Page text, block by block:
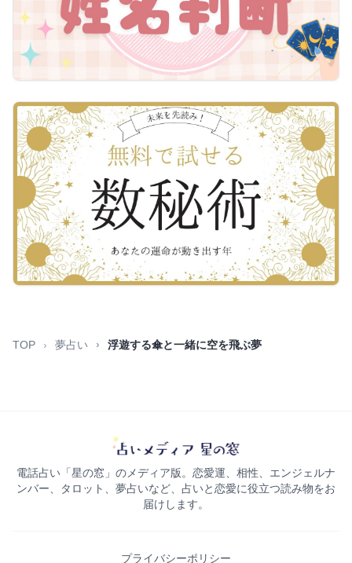
TOP 夢占い 浮遊する傘と一緒に空を飛ぶ夢
電話占い「星の窓」のメディア版。恋愛運、相性、エンジェルナ
ンバー、タロット、夢占いなど、占いと恋愛に役立つ読み物をお
届けします。
プライバシーポリシー